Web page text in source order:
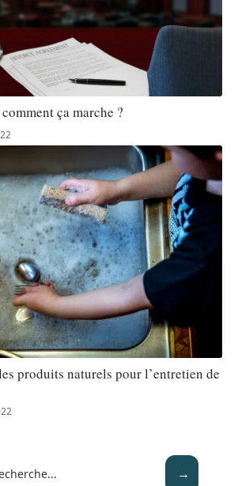
ça marche ?
produits naturels pour l’entretien de